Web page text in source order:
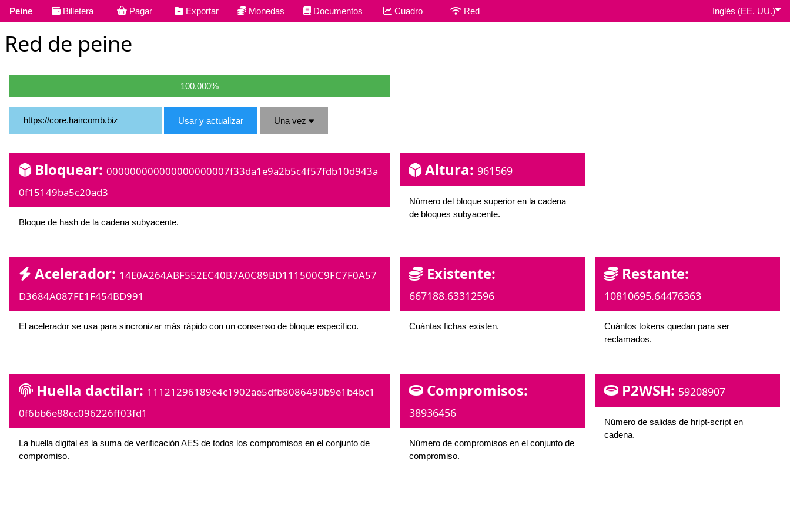
Peine Billetera Pagar Exportar Monedas Documentos Cuadro Red Inglés (EE. UU.)
Red de peine
100.000%
Usar y actualizar Una vez
Bloquear: 000000000000000000007f33da1e9a2b5c4f57fdb10d943a
0f15149ba5c20ad3
Bloque de hash de la cadena subyacente.
Altura: 961569
Número del bloque superior en la cadena
de bloques subyacente.
Acelerador: 14E0A264ABF552EC40B7A0C89BD111500C9FC7F0A57
D3684A087FE1F454BD991
El acelerador se usa para sincronizar más rápido con un consenso de bloque específico.
Existente:
667188.63312596
Cuántas fichas existen.
Restante:
10810695.64476363
Cuántos tokens quedan para ser
reclamados.
Huella dactilar: 11121296189e4c1902ae5dfb8086490b9e1b4bc1
0f6bb6e88cc096226ff03fd1
La huella digital es la suma de verificación AES de todos los compromisos en el conjunto de
compromiso.
Compromisos:
38936456
Número de compromisos en el conjunto de
compromiso.
P2WSH: 59208907
Número de salidas de hript-script en
cadena.